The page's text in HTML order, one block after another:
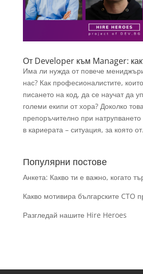
От Developer към Manager:
Има ли нужда от повече
нас? Как професионалистите,
писането на код, да се научат да
големи екипи от хора? Доколко
препоръчително при
в кариерата – ситуация, за която
Популярни постове
Анкета: Какво ти е важно, когато
Какво мотивира българските CTO
Разгледай нашите Hire Heroes